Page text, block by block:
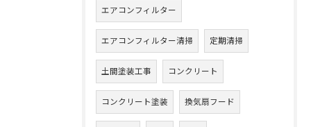
エアコンフィルター
エアコンフィルター清掃 定期清掃
土間塗装工事 コンクリート
コンクリート塗装 換気扇フード